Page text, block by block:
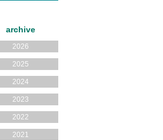
archive
2026
2025
2024
2023
2022
2021